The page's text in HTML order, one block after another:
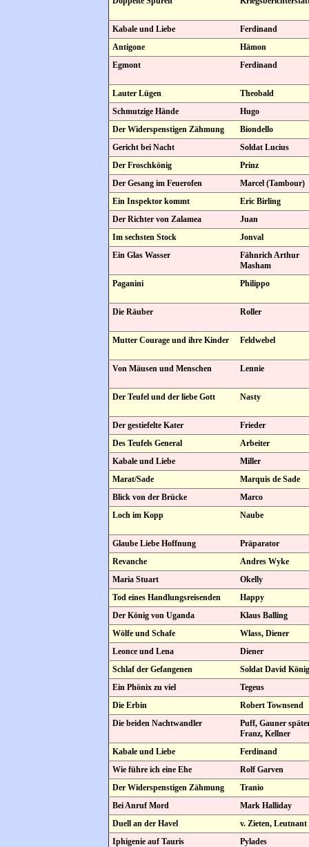
Kabale und Liebe
Ferdinand
Antigone
Hämon
Egmont
Ferdinand
Lauter Lügen
Theobald
Schmutzige Hände
Hugo
Der Widerspenstigen Zähmung
Biondello
Gericht bei Nacht
Soldat Lucius
Der Froschkönig
Prinz
Der Gesang im Feuerofen
Marcel (Tambour)
Ein Inspektor kommt
Eric Birling
Der Richter von Zalamea
Juan
Im sechsten Stock
Jonval
Ein Glas Wasser
Fähnrich Arthur
Masham
Paganini
Philippo
Die Räuber Roller
Mutter Courage und ihre Kinder Feldwebel
Von Mäusen und Menschen Lennie
Der Teufel und der liebe Gott Nasty
Der gestiefelte Kater
Frieder
Des Teufels General
Arbeiter
Kabale und Liebe
Miller
Marat/Sade
Marquis de Sade
Blick von der Brücke
Marco
Loch im Kopp
Naube
Glaube Liebe Hoffnung
Präparator
Revanche
Andres Wyke
Maria Stuart
Okelly
Tod eines Handlungsreisenden
Happy
Der König von Uganda
Klaus Balling
Wölfe und Schafe
Wlass, Diener
Leonce und Lena
Diener
Schlaf der Gefangenen
Soldat David König
Ein Phönix zu viel
Tegeus
Die Erbin
Robert Townsend
Die beiden Nachtwandler
Puff, Gauner
Franz, Kellner
Kabale und Liebe
Ferdinand
Wie führe ich eine Ehe
Rolf Garven
Der Widerspenstigen Zähmung
Tranio
Bei Anruf Mord
Mark Halliday
Duell an der Havel
v. Zieten, Leutnant
Iphigenie auf Tauris
Pylades